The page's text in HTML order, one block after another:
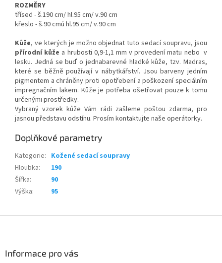
ROZMĚRY
třísed - š.190 cm/ hl.95 cm/ v.90 cm
křeslo - š.90 cmú hl.95 cm/ v.90 cm
Kůže, ve kterých je možno objednat tuto sedací soupravu, jsou
přírodní kůže a hrubosti 0,9-1,1 mm v provedení matu nebo v
lesku. Jedná se buď o jednabarevné hladké kůže, tzv. Madras,
které se běžně používají v nábytkářství. Jsou barveny jedním
pigmentem a chráněny proti opotřebení a poškození speciálním
impregnačním lakem. Kůže je potřeba ošetřovat pouze k tomu
určenými prostředky.
Vybraný vzorek kůže Vám rádi zašleme poštou zdarma, pro
jasnou představu odstínu. Prosím kontaktujte naše operátorky.
Doplňkové parametry
Kategorie: Kožené sedací soupravy
Hloubka:
190
Šířka:
90
Výška: 95
Informace pro vás